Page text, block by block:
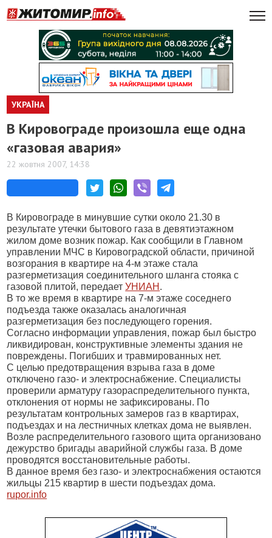
УКРАЇНА
В Кировограде произошла еще одна
«газовая авария»
22 жовтня 2007, 14:38
В Кировограде в минувшие сутки около 21.30 в
результате утечки бытового газа в девятиэтажном
жилом доме возник пожар. Как сообщили в Главном
управлении МЧС в Кировоградской области, причиной
возгорания в квартире на 4-м этаже стала
разгерметизация соединительного шланга стояка с
газовой плитой, передаетУНИАН .
В то же время в квартире на 7-м этаже соседнего
подъезда также оказалась аналогичная
разгерметизация без последующего горения.
Согласно информации управления, пожар был быстро
ликвидирован, конструктивные элементы здания не
повреждены. Погибших и травмированных нет.
С целью предотвращения взрыва газа в доме
отключено газо- и электроснабжение. Специалисты
проверили арматуру газораспределительного пункта,
отклонения от нормы не зафиксированы. По
результатам контрольных замеров газ в квартирах,
подъездах и на лестничных клетках дома не выявлен.
Возле распределительного газового щита организовано
дежурство бригады аварийной службы газа. В доме
проводятся восстановительные работы.
В данное время без газо- и электроснабжения остаются
жильцы 215 квартир в шести подъездах дома.
rupor.info